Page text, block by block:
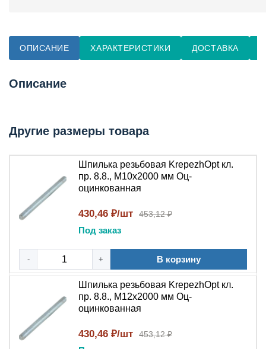
ОПИСАНИЕ ХАРАКТЕРИСТИКИ ДОСТАВКА
Описание
Другие размеры товара
Шпилька резьбовая KrepezhOpt кл.
пр. 8.8., М10х2000 мм Оц-
оцинкованная
430,46 ₽/шт 453,12 ₽
Под заказ
- + В корзину
Шпилька резьбовая KrepezhOpt кл.
пр. 8.8., М12х2000 мм Оц-
оцинкованная
430,46 ₽/шт 453,12 ₽